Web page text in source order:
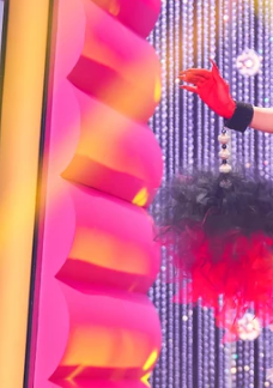
de 2025, 11:44
del Ravalllegó al taller
como la vedette de
venía a por todas.